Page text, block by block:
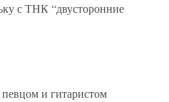
с ТНК “двусторонние
и гитаристом